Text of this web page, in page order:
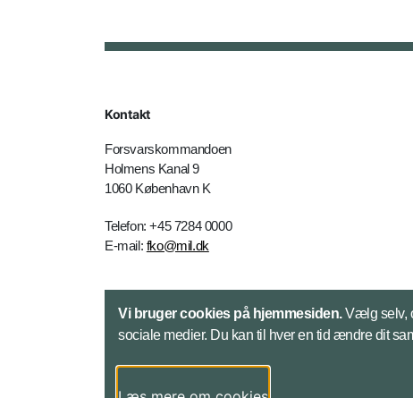
Kontakt
Forsvarskommandoen
Holmens Kanal 9
1060 København K
Telefon: +45 7284 0000
E-mail: fko@mil.dk
Kontakt
Vi bruger cookies på hjemmesiden.Vælg selv,
sociale medier. Du kan til hver en tid ændre dit